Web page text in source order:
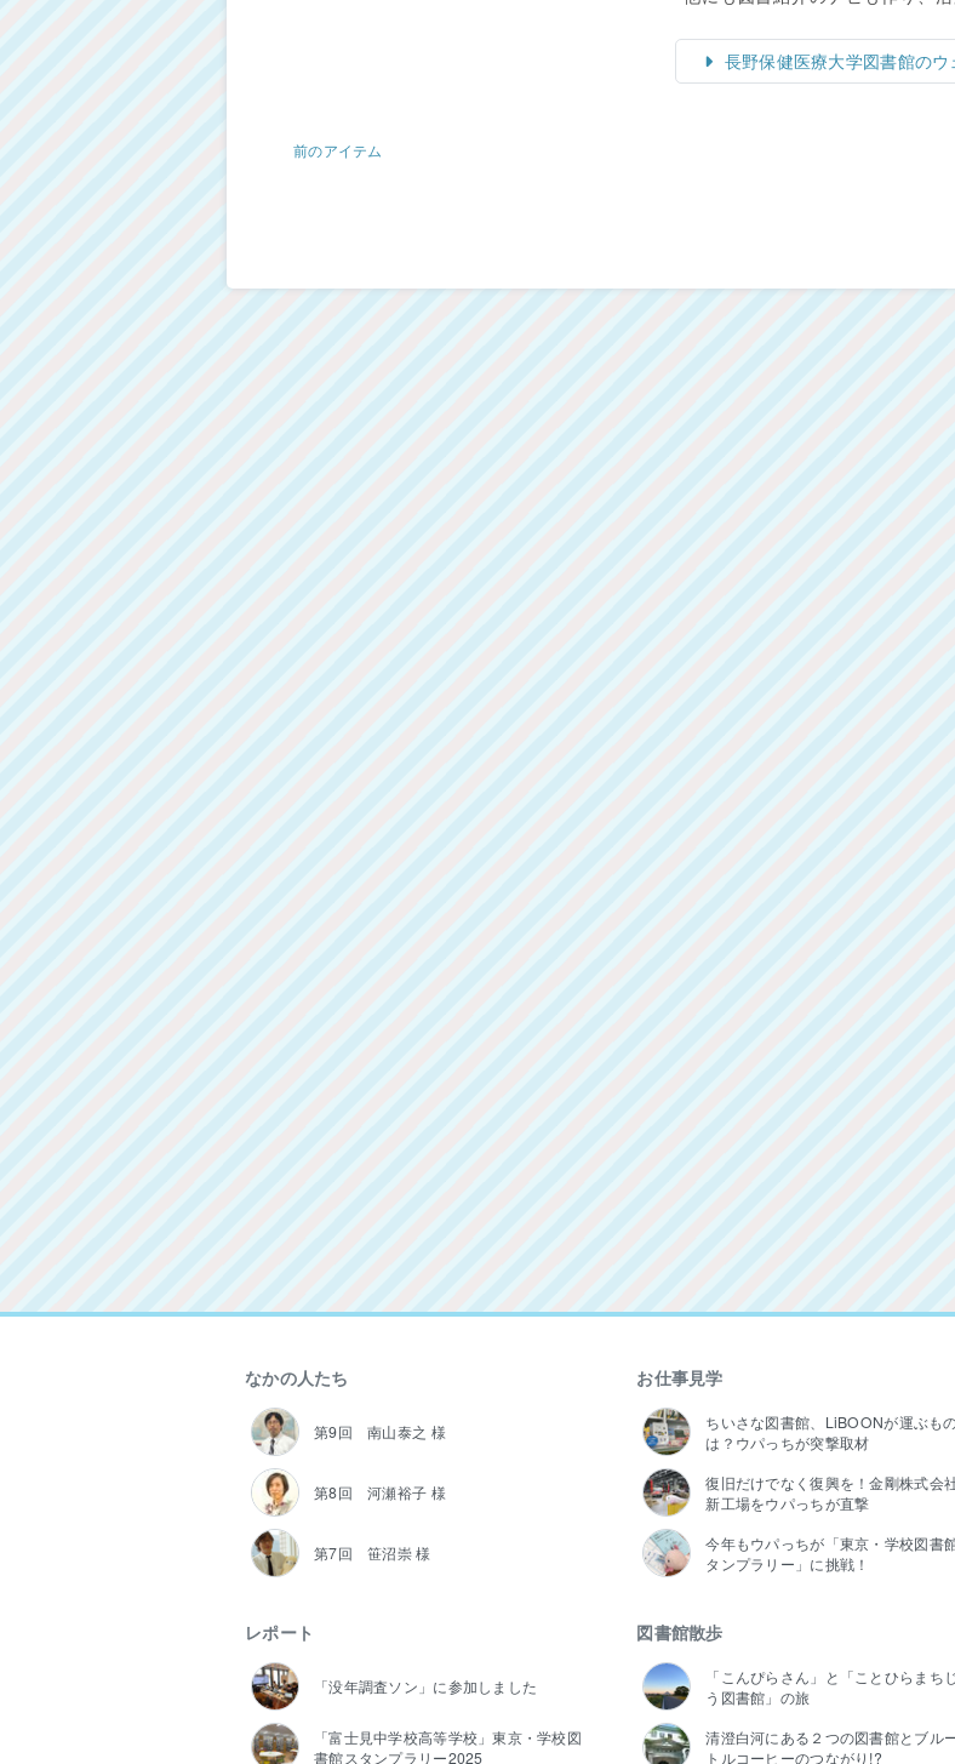
長野保健医療大学図書館のウ
前のアイテム
なかの人たち
第9回 南山泰之 様
第8回 河瀬裕子 様
第7回 笹沼崇 様
お仕事見学
ちいさな図書館、LiBOONが運ぶも
は？ウパっちが突撃取材
復旧だけでなく復興を！金剛株式会
新工場をウパっちが直撃
今年もウパっちが「東京・学校図書
タンプラリー」に挑戦！
レポート
「没年調査ソン」に参加しました
「富士見中学校高等学校」東京・学校図
書館スタンプラリー2025
図書館散歩
「こんぴらさん」と「ことひらまち
う図書館」の旅
清澄白河にある２つの図書館とブル
トルコーヒーのつながり!?